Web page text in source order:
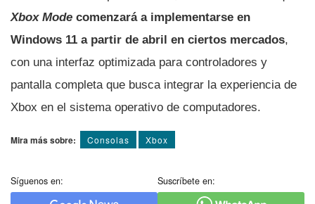
Xbox Mode comenzará a implementarse en
Windows 11 a partir de abril en ciertos mercados,
con una interfaz optimizada para controladores y
pantalla completa que busca integrar la experiencia de
Xbox en el sistema operativo de computadores.
Mira más sobre: Consolas Xbox
Síguenos en: Suscríbete en: